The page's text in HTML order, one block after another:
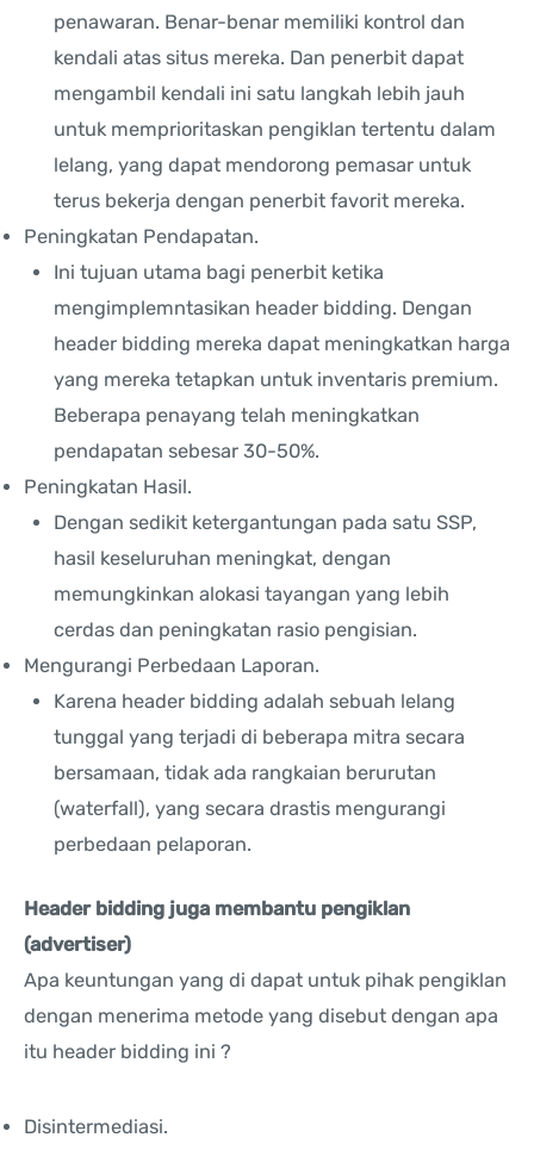
penawaran. Benar-benar memiliki kontrol dan
kendali atas situs mereka. Dan penerbit dapat
mengambil kendali ini satu langkah lebih jauh
untuk memprioritaskan pengiklan tertentu dalam
lelang, yang dapat mendorong pemasar untuk
terus bekerja dengan penerbit favorit mereka.
Peningkatan Pendapatan.
Ini tujuan utama bagi penerbit ketika
mengimplemntasikan header bidding. Dengan
header bidding mereka dapat meningkatkan harga
yang mereka tetapkan untuk inventaris premium.
Beberapa penayang telah meningkatkan
pendapatan sebesar 30-50%.
Peningkatan Hasil.
Dengan sedikit ketergantungan pada satu SSP,
hasil keseluruhan meningkat, dengan
memungkinkan alokasi tayangan yang lebih
cerdas dan peningkatan rasio pengisian.
Mengurangi Perbedaan Laporan.
Karena header bidding adalah sebuah lelang
tunggal yang terjadi di beberapa mitra secara
bersamaan, tidak ada rangkaian berurutan
(waterfall), yang secara drastis mengurangi
perbedaan pelaporan.
Header bidding juga membantu pengiklan
(advertiser)
Apa keuntungan yang di dapat untuk pihak pengiklan
dengan menerima metode yang disebut dengan apa
itu header bidding ini ?
Disintermediasi.